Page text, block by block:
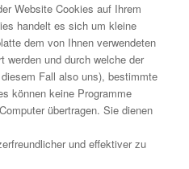
Website Cookies auf Ihrem
handelt es sich um kleine
dem von Ihnen verwendeten
werden und durch welche der
Fall also uns), bestimmte
können keine Programme
übertragen. Sie dienen
und effektiver zu